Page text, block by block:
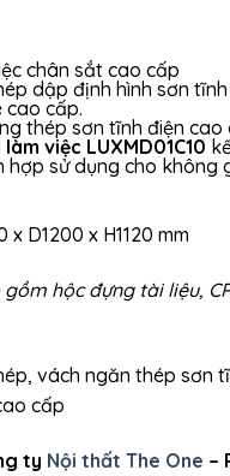
chân sắt cao cấp
dập định hình sơn
cao cấp.
thép sơn tĩnh điện cao
việc LUXMD01C10
hợp sử dụng cho không
x D1200 x H1120 mm
hộc đựng tài liệu,
vách ngăn thép sơn
cấp
ty Nội thất The One –